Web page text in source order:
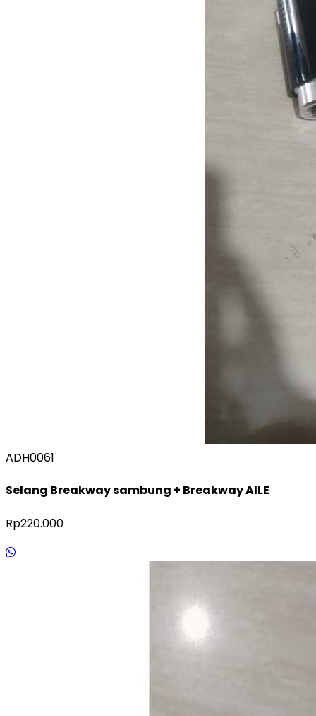
ADH0061
Selang Breakway sambung + Breakway AILE
Rp220.000